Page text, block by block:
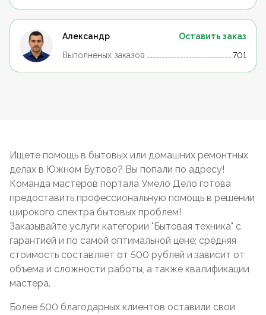
Александр
Оставить заказ
Выполненых заказов
701
Ищете помощь в бытовых или домашних ремонтных
делах в Южном Бутово? Вы попали по адресу!
Команда мастеров портала Умело Дело готова
предоставить профессиональную помощь в решении
широкого спектра бытовых проблем!
Заказывайте услуги категории "Бытовая техника" с
гарантией и по самой оптимальной цене; средняя
стоимость составляет от 500 рублей и зависит от
объема и сложности работы, а также квалификации
мастера.
Более 500 благодарных клиентов оставили свои